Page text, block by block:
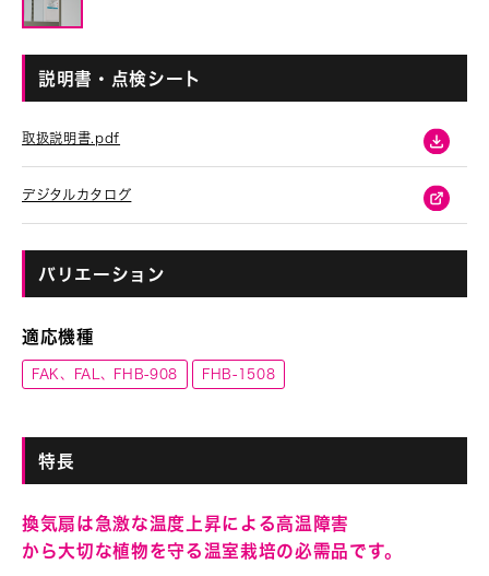
説明書・点検シート
取扱説明書.pdf
デジタルカタログ
バリエーション
適応機種
FAK、FAL、FHB-908 FHB-1508
特長
換気扇は急激な温度上昇による高温障害
から大切な植物を守る温室栽培の必需品です。